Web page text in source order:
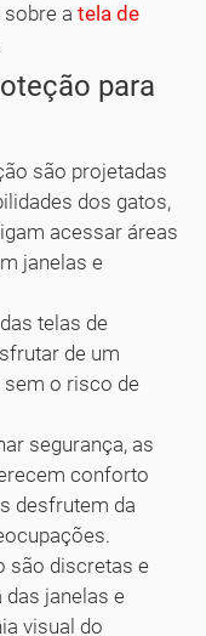
a tela de
para
são projetadas
dos gatos,
acessar áreas
janelas e
telas de
de um
sem o risco de
segurança, as
conforto
desfrutem da
são discretas e
janelas e
visual do